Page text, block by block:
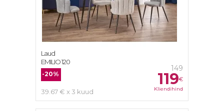
149
119€
Kliendihind
-20%
39.67 € x 3 kuud
Laud
EMILIO 120